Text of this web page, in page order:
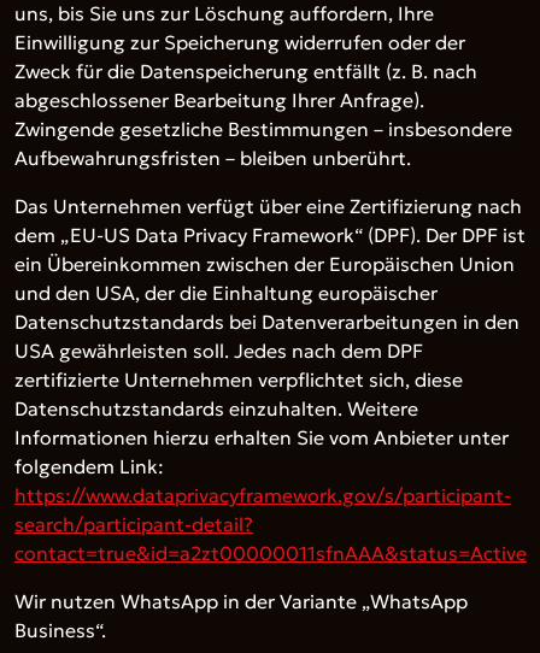
uns, bis Sie uns zur Löschung auffordern, Ihre
Einwilligung zur Speicherung widerrufen oder der
Zweck für die Datenspeicherung entfällt (z. B. nach
abgeschlossener Bearbeitung Ihrer Anfrage).
Zwingende gesetzliche Bestimmungen – insbesondere
Aufbewahrungsfristen – bleiben unberührt.
Das Unternehmen verfügt über eine Zertifizierung nach
dem „EU-US Data Privacy Framework“ (DPF). Der DPF ist
ein Übereinkommen zwischen der Europäischen Union
und den USA, der die Einhaltung europäischer
Datenschutzstandards bei Datenverarbeitungen in den
USA gewährleisten soll. Jedes nach dem DPF
zertifizierte Unternehmen verpflichtet sich, diese
Datenschutzstandards einzuhalten. Weitere
Informationen hierzu erhalten Sie vom Anbieter unter
folgendem Link:
https://www.dataprivacyframework.gov/s/participant-
search/participant-detail?
contact=true&id=a2zt00000011sfnAAA&status=Active
Wir nutzen WhatsApp in der Variante „WhatsApp
Business“.